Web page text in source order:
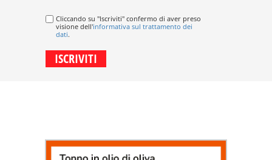
Cliccando su "Iscriviti" confermo di aver preso
visione dell'informativa sul trattamento dei
dati.